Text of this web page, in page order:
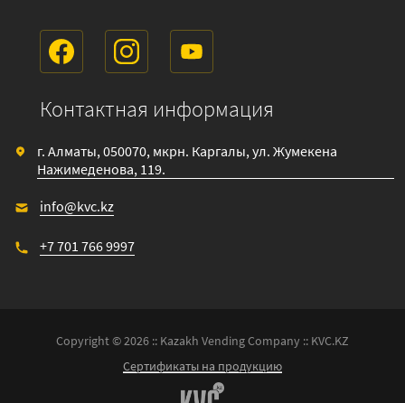
Контактная информация
г. Алматы, 050070, мкрн. Каргалы, ул. Жумекена
Нажимеденова, 119.
info@kvc.kz
+7 701 766 9997
Copyright © 2026 :: Kazakh Vending Company :: KVC.KZ
Сертификаты на продукцию